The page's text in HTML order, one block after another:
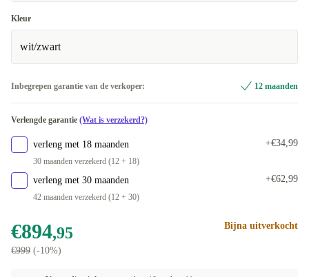
Kleur
wit/zwart
Inbegrepen garantie van de verkoper: 12 maanden
Verlengde garantie (Wat is verzekerd?)
verleng met 18 maanden
30 maanden verzekerd (12 + 18)
+€34,99
verleng met 30 maanden
42 maanden verzekerd (12 + 30)
+€62,99
€894,95
€999 (-10%)
Bijna uitverkocht